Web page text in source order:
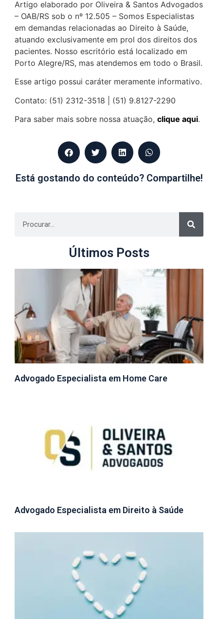
Artigo elaborado por Oliveira & Santos Advogados
– OAB/RS sob o nº 12.505 – Somos Especialistas
em demandas relacionadas ao Direito à Saúde,
atuando exclusivamente em prol dos direitos dos
pacientes. Nosso escritório está localizado em
Porto Alegre/RS, mas atendemos em todo o Brasil.
Esse artigo possui caráter meramente informativo.
Contato: (51) 2312-3518 | (51) 9.8127-2290
Para saber mais sobre nossa atuação, clique aqui.
Está gostando do conteúdo? Compartilhe!
Últimos Posts
Advogado Especialista em Home Care
Advogado Especialista em Direito à Saúde